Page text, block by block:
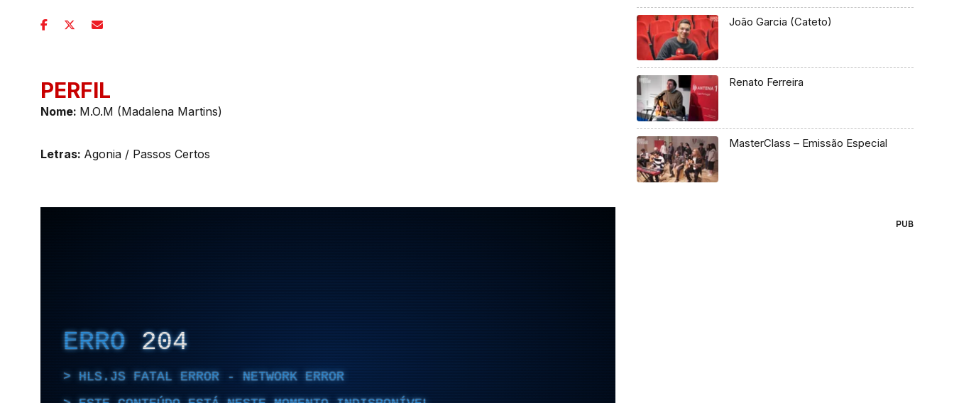
PERFIL
Nome: M.O.M (Madalena Martins)
Letras: Agonia / Passos Certos
João Garcia (Cateto)
Renato Ferreira
MasterClass – Emissão Especial
PUB